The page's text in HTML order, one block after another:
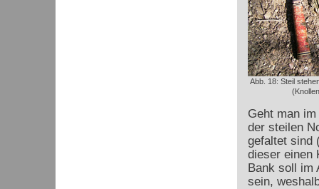
Abb. 18: Steil
Geht man
der steilen
gefaltet sind
dieser einen
Bank soll im
sein,